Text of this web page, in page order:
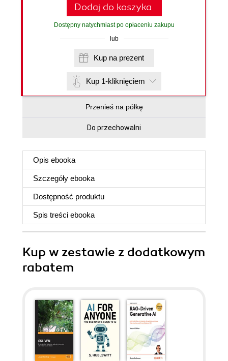
Dodaj do koszyka
Dostępny natychmiast po opłaceniu zakupu
lub
Kup na prezent
Kup 1-kliknięciem
Przenieś na półkę
Do przechowalni
Opis ebooka
Szczegóły ebooka
Dostępność produktu
Spis treści ebooka
Kup w zestawie z dodatkowym
rabatem